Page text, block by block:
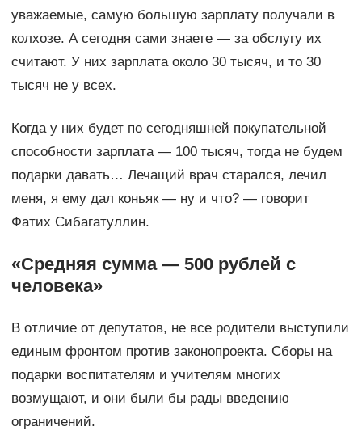
уважаемые, самую большую зарплату получали в
колхозе. А сегодня сами знаете — за обслугу их
считают. У них зарплата около 30 тысяч, и то 30
тысяч не у всех.
Когда у них будет по сегодняшней покупательной
способности зарплата — 100 тысяч, тогда не будем
подарки давать… Лечащий врач старался, лечил
меня, я ему дал коньяк — ну и что? — говорит
Фатих Сибагатуллин.
«Средняя сумма — 500 рублей с
человека»
В отличие от депутатов, не все родители выступили
единым фронтом против законопроекта. Сборы на
подарки воспитателям и учителям многих
возмущают, и они были бы рады введению
ограничений.